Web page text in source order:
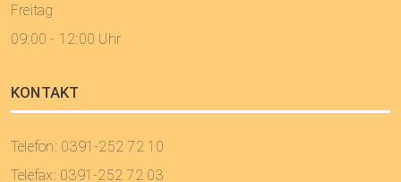
Freitag
09:00 - 12:00 Uhr
KONTAKT
Telefon: 0391-252 72 10
Telefax: 0391-252 72 03